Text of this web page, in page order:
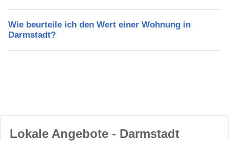
Wie beurteile ich den Wert einer Wohnung in
Darmstadt?
Lokale Angebote - Darmstadt